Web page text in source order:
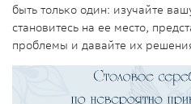
быть только один: изучайте
становитесь на ее место,
проблемы и давайте их